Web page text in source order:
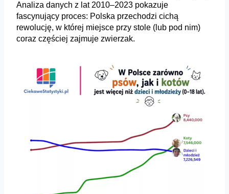
Analiza danych z lat 2010–2023 pokazuje
fascynujący proces: Polska przechodzi cichą
rewolucję, w której miejsce przy stole (lub pod nim)
coraz częściej zajmuje zwierzak.